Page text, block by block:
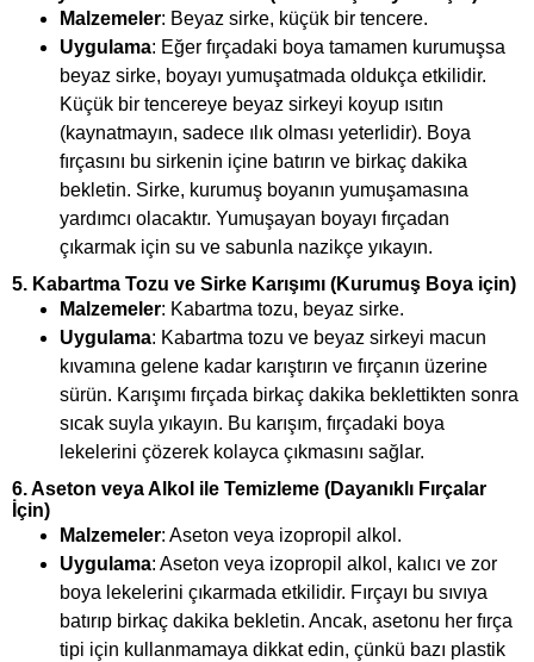
Malzemeler: Beyaz sirke, küçük bir tencere.
Uygulama: Eğer fırçadaki boya tamamen kurumuşsa
beyaz sirke, boyayı yumuşatmada oldukça etkilidir.
Küçük bir tencereye beyaz sirkeyi koyup ısıtın
(kaynatmayın, sadece ılık olması yeterlidir). Boya
fırçasını bu sirkenin içine batırın ve birkaç dakika
bekletin. Sirke, kurumuş boyanın yumuşamasına
yardımcı olacaktır. Yumuşayan boyayı fırçadan
çıkarmak için su ve sabunla nazikçe yıkayın.
5. Kabartma Tozu ve Sirke Karışımı (Kurumuş Boya için)
Malzemeler: Kabartma tozu, beyaz sirke.
Uygulama: Kabartma tozu ve beyaz sirkeyi macun
kıvamına gelene kadar karıştırın ve fırçanın üzerine
sürün. Karışımı fırçada birkaç dakika beklettikten sonra
sıcak suyla yıkayın. Bu karışım, fırçadaki boya
lekelerini çözerek kolayca çıkmasını sağlar.
6.Aseton veya Alkol ile Temizleme (Dayanıklı Fırçalar
İçin)
Malzemeler: Aseton veya izopropil alkol.
Uygulama: Aseton veya izopropil alkol, kalıcı ve zor
boya lekelerini çıkarmada etkilidir. Fırçayı bu sıvıya
batırıp birkaç dakika bekletin. Ancak, asetonu her fırça
tipi için kullanmamaya dikkat edin, çünkü bazı plastik